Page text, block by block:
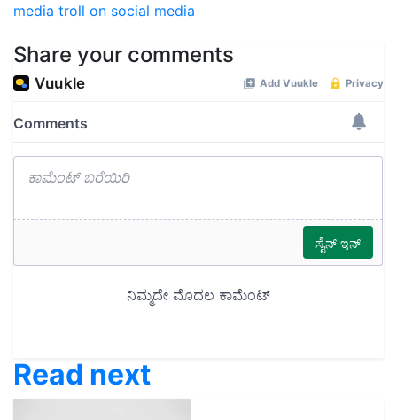
media troll on social media
Share your comments
Read next